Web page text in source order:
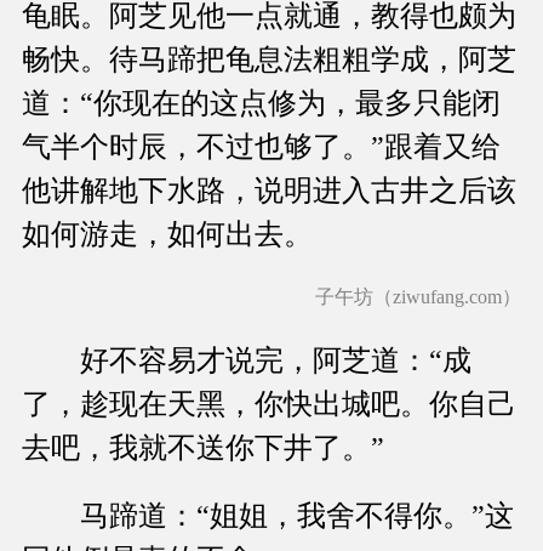
龟眠。阿芝见他一点就通，教得也颇为
畅快。待马蹄把龟息法粗粗学成，阿芝
道：“你现在的这点修为，最多只能闭
气半个时辰，不过也够了。”跟着又给
他讲解地下水路，说明进入古井之后该
如何游走，如何出去。
子午坊（ziwufang.com）
好不容易才说完，阿芝道：“成
了，趁现在天黑，你快出城吧。你自己
去吧，我就不送你下井了。”
马蹄道：“姐姐，我舍不得你。”这